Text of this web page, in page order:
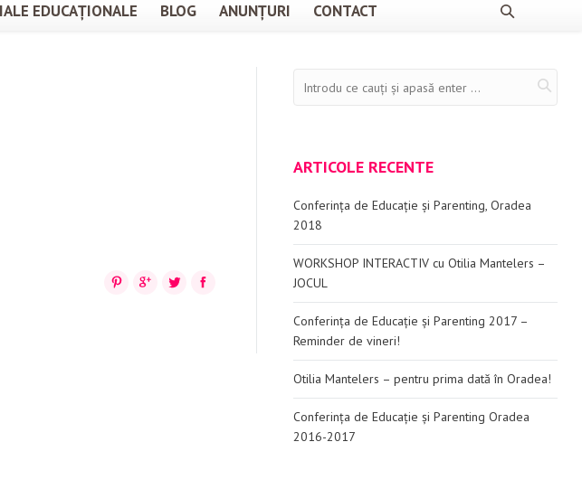
EDUCAȚIONALE BLOG ANUNȚURI CONTACT
Facebook
Twitter
Google+
Pinterest
ARTICOLE RECENTE
Conferința de Educație și Parenting, Oradea
2018
WORKSHOP INTERACTIV cu Otilia Mantelers –
JOCUL
Conferința de Educație și Parenting 2017 –
Reminder de vineri!
Otilia Mantelers – pentru prima dată în Oradea!
Conferința de Educație și Parenting Oradea
2016-2017